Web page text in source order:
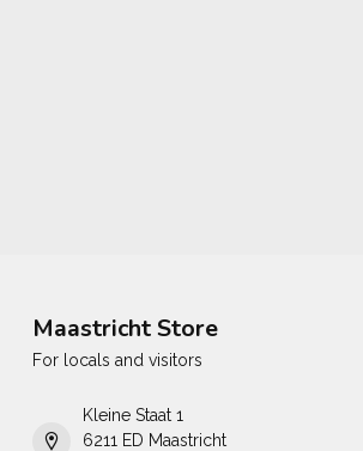
Maastricht Store
For locals and visitors
Kleine Staat 1
6211 ED Maastricht